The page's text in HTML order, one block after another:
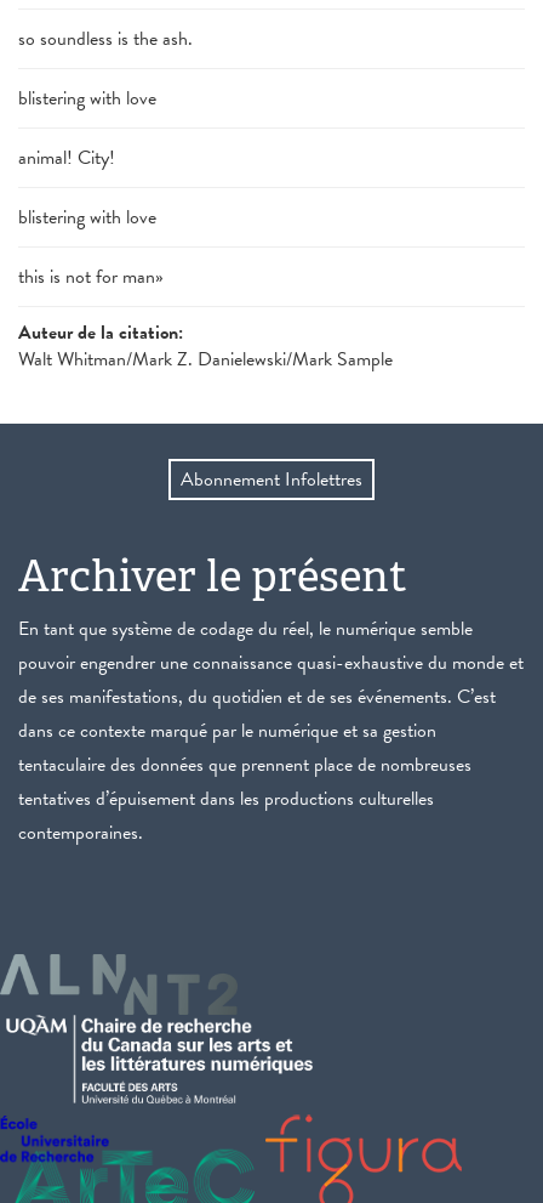
so soundless is the ash.
blistering with love
animal! City!
blistering with love
this is not for man»
Auteur de la citation:
Walt Whitman/Mark Z. Danielewski/Mark Sample
Abonnement Infolettres
Archiver le présent
En tant que système de codage du réel, le numérique semble
pouvoir engendrer une connaissance quasi-exhaustive du monde et
de ses manifestations, du quotidien et de ses événements. C’est
dans ce contexte marqué par le numérique et sa gestion
tentaculaire des données que prennent place de nombreuses
tentatives d’épuisement dans les productions culturelles
contemporaines.